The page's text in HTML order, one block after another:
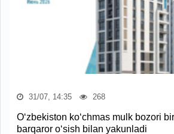
31/07, 14:35 268
O‘zbekiston ko‘chmas mulk bozori
barqaror o‘sish bilan yakunladi